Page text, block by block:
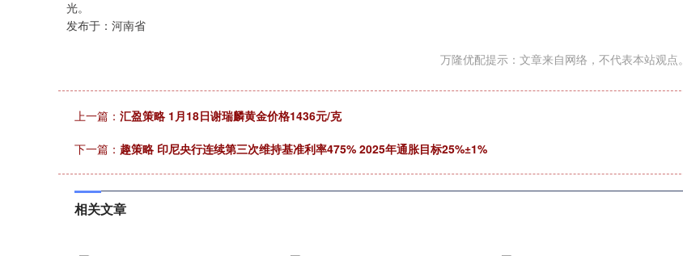
光。
发布于：河南省
万隆优配提示：文章来自网络，不代表本站观点。
上一篇： 汇盈策略 1月18日谢瑞麟黄金价格1436元/克
下一篇： 趣策略 印尼央行连续第三次维持基准利率475% 2025年通胀目标25%±1%
相关文章